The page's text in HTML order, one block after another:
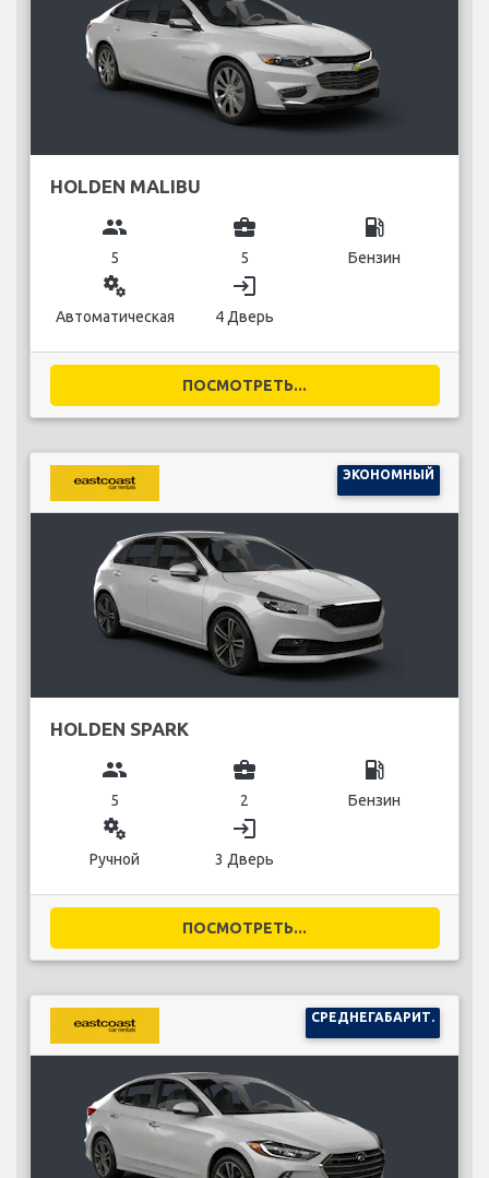
HOLDEN MALIBU
group
5
business_center
5
local_gas_station
Бензин
miscellaneous_services
Автоматическая
login
4 Дверь
ПОСМОТРЕТЬ...
ЭКОНОМНЫЙ
HOLDEN SPARK
group
5
business_center
2
local_gas_station
Бензин
miscellaneous_services
Ручной
login
3 Дверь
ПОСМОТРЕТЬ...
СРЕДНЕГАБАРИТ.